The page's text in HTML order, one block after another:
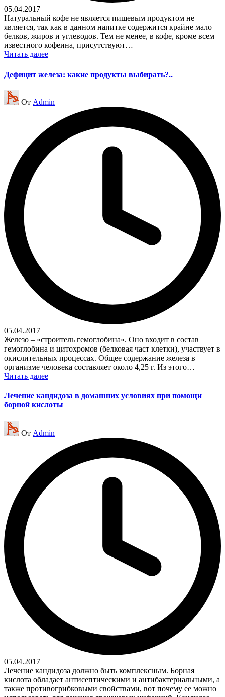
05.04.2017
Натуральный кофе не является пищевым продуктом не
является, так как в данном напитке содержится крайне мало
белков, жиров и углеводов. Тем не менее, в кофе, кроме всем
известного кофеина, присутствуют…
Читать далее
Дефицит железа: какие продукты выбирать?..
Запись
от
От Admin
05.04.2017
Железо – «строитель гемоглобина». Оно входит в состав
гемоглобина и цитохромов (белковая част клетки), участвует в
окислительных процессах. Общее содержание железа в
организме человека составляет около 4,25 г. Из этого…
Читать далее
Лечение кандидоза в домашних условиях при помощи
борной кислоты
Запись
от
От Admin
05.04.2017
Лечение кандидоза должно быть комплексным. Борная
кислота обладает антисептическими и антибактериальными, а
также противогрибковыми свойствами, вот почему ее можно